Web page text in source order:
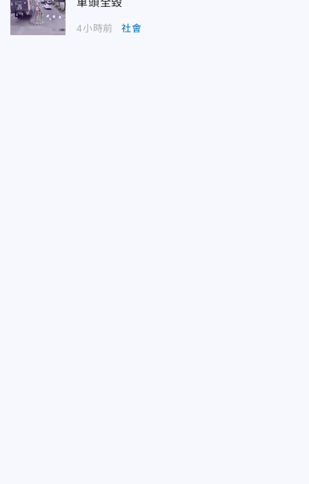
4小時前 社會